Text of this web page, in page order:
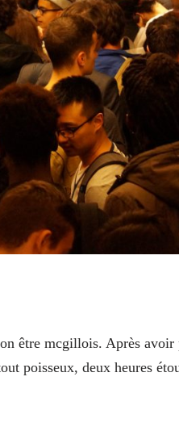
être mcgillois. Après avoir
poisseux, deux heures